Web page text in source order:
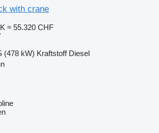
with crane
≈ 55.320 CHF
(478 kW) Kraftstoff Diesel